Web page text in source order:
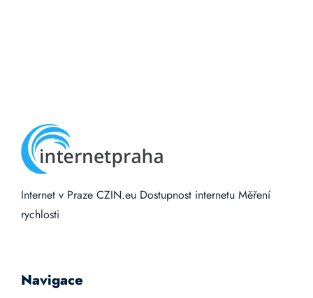
Internet v Praze CZIN.eu Dostupnost internetu Měření
rychlosti
Navigace